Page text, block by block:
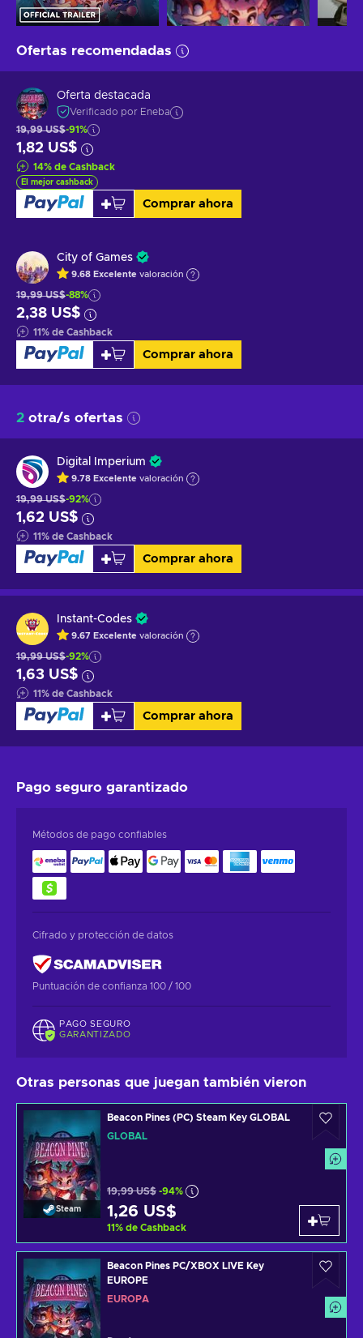
Ofertas recomendadas
Oferta destacada
Verificado por Eneba
19,99 US$-91%
1,82 US$
14% de Cashback
El mejor cashback
Comprar ahora
City of Games
9.68 Excelente valoración
19,99 US$-88%
2,38 US$
11% de Cashback
Comprar ahora
2 otra/s ofertas
Digital Imperium
9.78 Excelente valoración
19,99 US$-92%
1,62 US$
11% de Cashback
Comprar ahora
Instant-Codes
9.67 Excelente valoración
19,99 US$-92%
1,63 US$
11% de Cashback
Comprar ahora
Pago seguro garantizado
Métodos de pago confiables
Cifrado y protección de datos
Puntuación de confianza 100 / 100
PAGO SEGURO
GARANTIZADO
Otras personas que juegan también vieron
Steam
Beacon Pines (PC) Steam Key GLOBAL
GLOBAL
19,99 US$ -94%
1,26 US$
11% de Cashback
Beacon Pines PC/XBOX LIVE Key
EUROPE
EUROPA